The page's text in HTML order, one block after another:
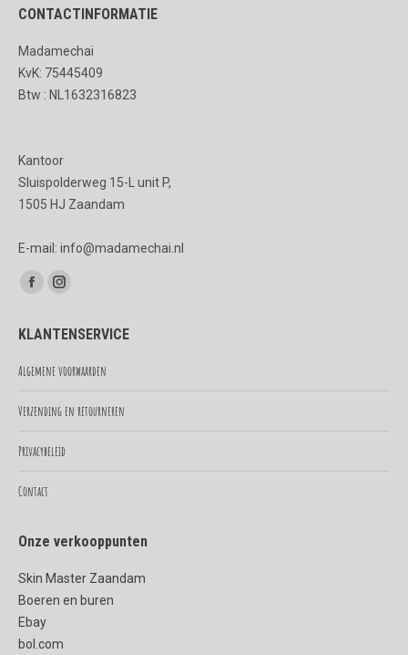
CONTACTINFORMATIE
Madamechai
KvK: 75445409
Btw : NL1632316823
Kantoor
Sluispolderweg 15-L unit P,
1505 HJ Zaandam
E-mail: info@madamechai.nl
Vind ons op:
Facebook
opens
in
window
Instagram
opens
in
window
KLANTENSERVICE
Algemene voorwaarden
Verzending en retourneren
Privacybeleid
Contact
Onze verkooppunten
Skin Master Zaandam
Boeren en buren
Ebay
bol.com